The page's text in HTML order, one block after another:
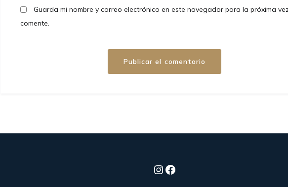
Guarda mi nombre y correo electrónico en este navegador para la próxima
comente.
Instagram
Facebook